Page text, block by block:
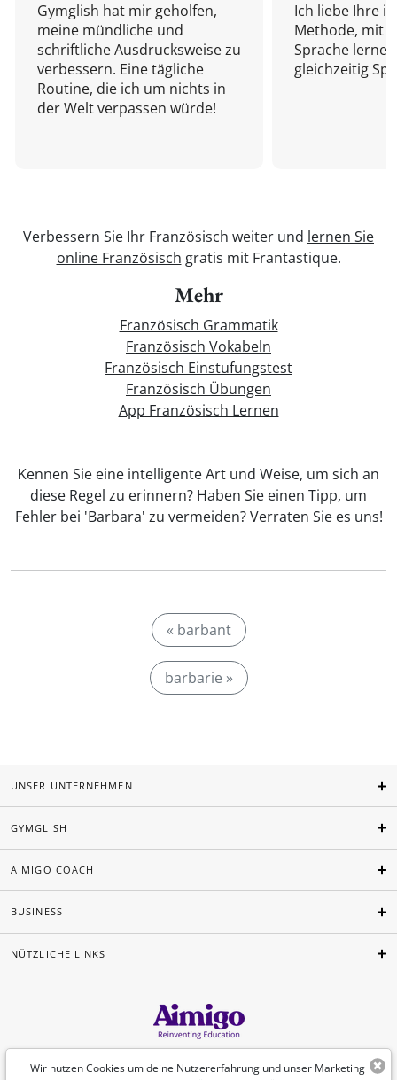
Gymglish hat mir geholfen,
meine mündliche und
schriftliche Ausdrucksweise zu
verbessern. Eine tägliche
Routine, die ich um nichts in
der Welt verpassen würde!
Ich liebe Ihre
Methode, mit
Sprache
gleichzeitig
Verbessern Sie Ihr Französisch weiter und lernen Sie
online Französisch gratis mit Frantastique.
Mehr
Französisch Grammatik
Französisch Vokabeln
Französisch Einstufungstest
Französisch Übungen
App Französisch Lernen
Kennen Sie eine intelligente Art und Weise, um sich an
diese Regel zu erinnern? Haben Sie einen Tipp, um
Fehler bei 'Barbara' zu vermeiden? Verraten Sie es uns!
« barbant
barbarie »
Wir nutzen Cookies um deine Nutzererfahrung und unser Marketing
UNSER UNTERNEHMEN
GYMGLISH
AIMIGO COACH
BUSINESS
NÜTZLICHE LINKS
Deutsch